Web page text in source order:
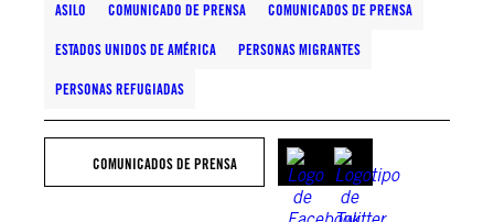
ASILO COMUNICADO DE PRENSA COMUNICADOS DE PRENSA
ESTADOS UNIDOS DE AMÉRICA PERSONAS MIGRANTES
PERSONAS REFUGIADAS
COMUNICADOS DE PRENSA